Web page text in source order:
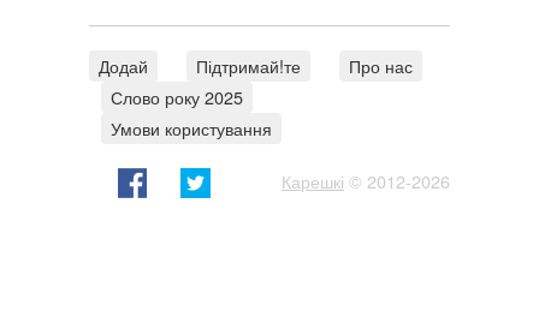
Додай Підтримай!те
Про нас
Слово року 2025
Умови користування
Карешкі © 2012-2026